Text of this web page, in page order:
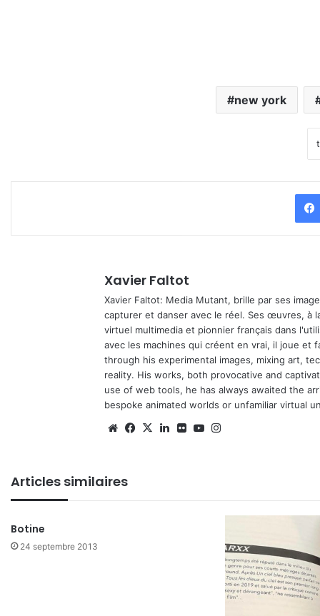
new york
Xavier Faltot
Xavier Faltot: Media Mutant, brille par ses
capturer et danser avec le réel. Ses œuvres, à
virtuel multimedia et pionnier français dans
avec les machines qui créent en vrai, il joue et
through his experimental images, mixing art,
reality. His works, both provocative and
use of web tools, he has always awaited the
bespoke animated worlds or unfamiliar virtual
WebsiteFacebook
X Linkedin
FlickrYouTube
Articles similaires
Botine
24 septembre 2013